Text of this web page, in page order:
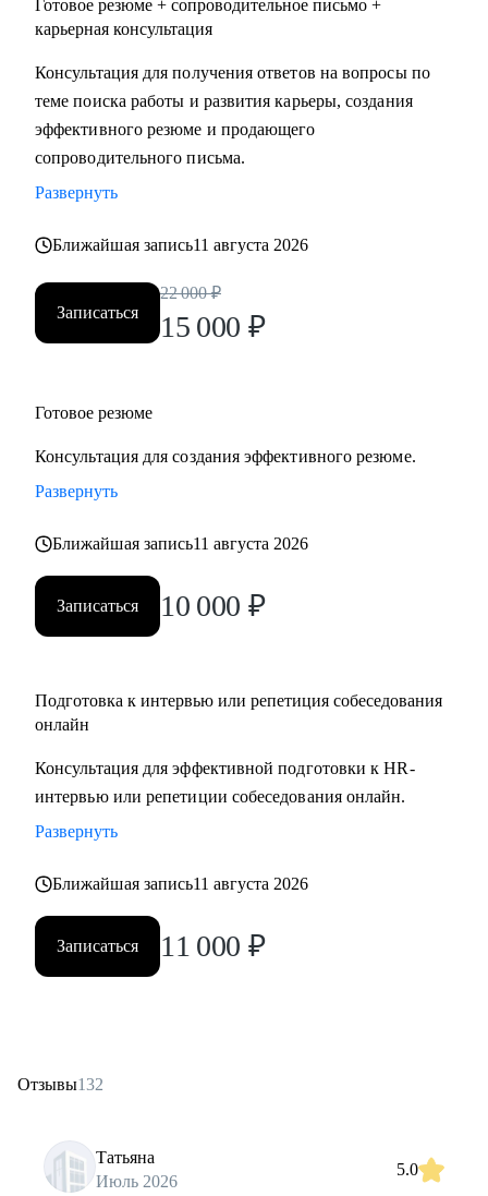
Готовое резюме + сопроводительное письмо +
карьерная консультация
Консультация для получения ответов на вопросы по
теме поиска работы и развития карьеры, создания
эффективного резюме и продающего
сопроводительного письма.
Развернуть
Ближайшая запись11 августа 2026
Записаться
22 000 ₽
15 000 ₽
Готовое резюме
Консультация для создания эффективного резюме.
Развернуть
Ближайшая запись11 августа 2026
Записаться 10 000 ₽
Подготовка к интервью или репетиция собеседования
онлайн
Консультация для эффективной подготовки к HR-
интервью или репетиции собеседования онлайн.
Развернуть
Ближайшая запись11 августа 2026
Записаться 11 000 ₽
Отзывы132
Татьяна
Июль 2026
5.0